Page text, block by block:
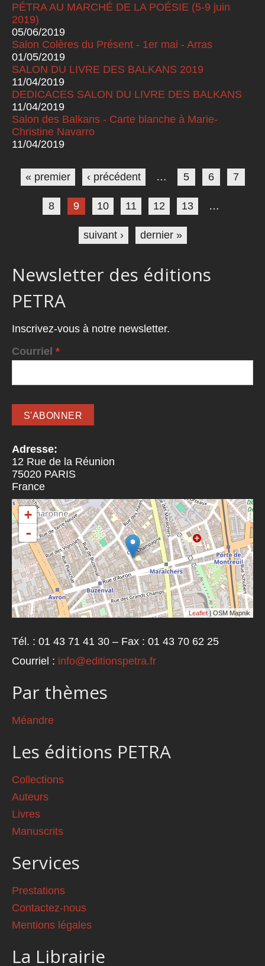
PÉTRA AU MARCHÉ DE LA POÉSIE (5-9 juin
2019)
05/06/2019
Salon Colères du Présent - 1er mai - Arras
01/05/2019
SALON DU LIVRE DES BALKANS 2019
11/04/2019
DEDICACES SALON DU LIVRE DES BALKANS
11/04/2019
Salon des Balkans - Carte blanche à Marie-
Christine Navarro
11/04/2019
Pages
« premier ‹ précédent … 5 6 7
8 9 10 11 12 13 …
suivant › dernier »
Newsletter des éditions
PETRA
Inscrivez-vous à notre newsletter.
Courriel *
Adresse:
12 Rue de la Réunion
75020 PARIS
France
+
-
Leaflet | OSM Mapnik
Tél. : 01 43 71 41 30 – Fax : 01 43 70 62 25
Courriel : info@editionspetra.fr
Par thèmes
Méandre
Les éditions PETRA
Collections
Auteurs
Livres
Manuscrits
Services
Prestations
Contactez-nous
Mentions légales
La Librairie